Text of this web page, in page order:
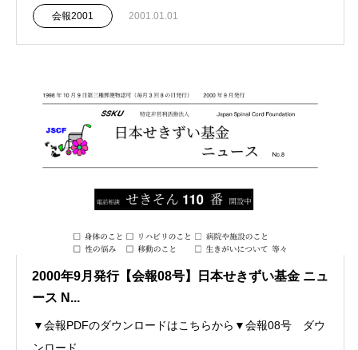
会報2001 2001.01.01
2000年9月発行【会報08号】日本せきずい基金 ニュ
ース N...
▼会報PDFのダウンロードはこちらから▼会報08号 ダウ
ンロード